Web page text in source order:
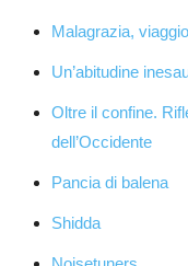
Malagrazia,
Un’abitudine
Oltre il confine.
dell’Occidente
Pancia di balena
Shidda